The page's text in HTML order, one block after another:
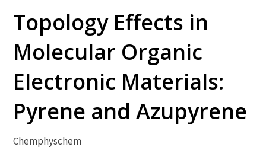
Topology Effects in
Molecular Organic
Electronic Materials:
Pyrene and Azupyrene
Chemphyschem